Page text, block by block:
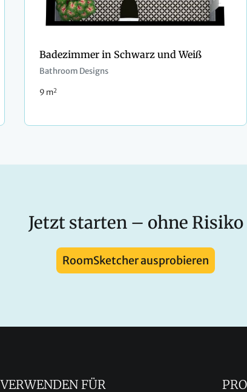
Badezimmer in Schwarz und Weiß
Bathroom Designs
9 m2
Jetzt starten – ohne Risiko
RoomSketcher ausprobieren
VERWENDEN FÜR